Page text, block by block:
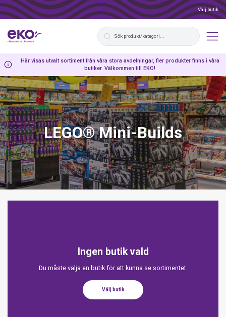
Välj butik
Här visas utvalt sortiment från våra stora avdelningar, fler produkter finns i våra
butiker. Välkommen till EKO!
LEGO® Mini-Builds
Ingen butik vald
Du måste välja en butik för att kunna se sortimentet.
Välj butik